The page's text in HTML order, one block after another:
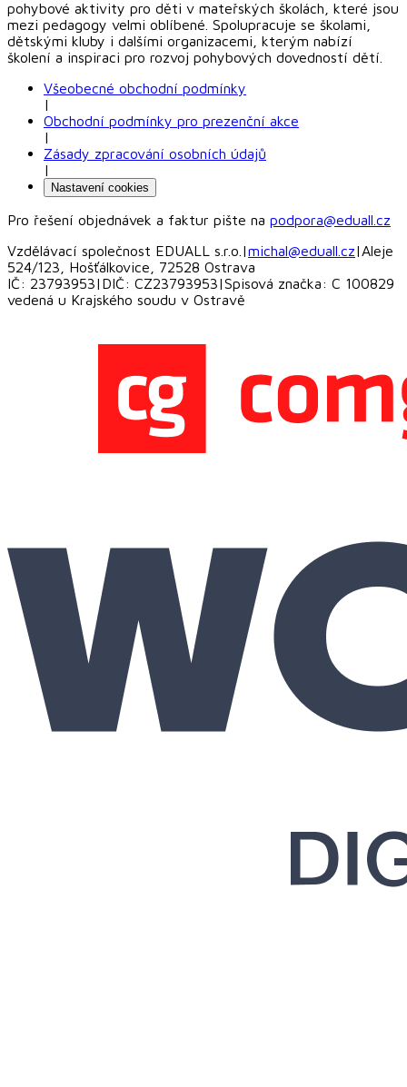
pohybové aktivity pro děti v mateřských školách, které jsou
mezi pedagogy velmi oblíbené. Spolupracuje se školami,
dětskými kluby i dalšími organizacemi, kterým nabízí
školení a inspiraci pro rozvoj pohybových dovedností dětí.
Všeobecné obchodní podmínky
|
Obchodní podmínky pro prezenční akce
|
Zásady zpracování osobních údajů
|
Nastavení cookies
Pro řešení objednávek a faktur pište na podpora@eduall.cz
Vzdělávací společnost EDUALL s.r.o. |michal@eduall.cz|Aleje
524/123, Hošťálkovice, 72528 Ostrava
IČ: 23793953| DIČ: CZ23793953|Spisová značka: C 100829
vedená u Krajského soudu v Ostravě